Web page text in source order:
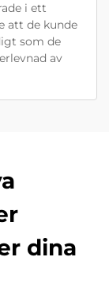
i ett
att de kunde
som de
av
dina